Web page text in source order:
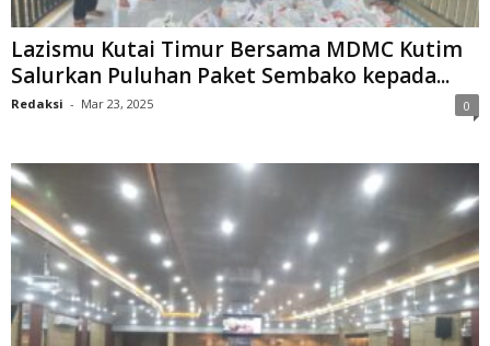
Lazismu Kutai Timur Bersama MDMC Kutim
Salurkan Puluhan Paket Sembako kepada...
Redaksi - Mar 23, 2025 0